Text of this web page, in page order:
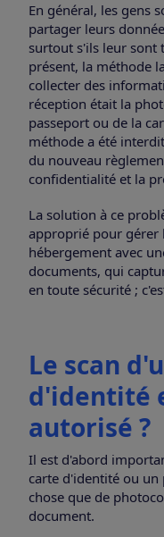
En général, les gens
partager leurs
surtout s'ils leur sont
présent, la méthode
collecter des
réception était la
passeport ou de la
méthode a été
du nouveau
confidentialité et la
La solution à ce
approprié pour gérer
hébergement avec
documents, qui
en toute sécurité ;
Le scan
d'identité
autorisé ?
Il est d'abord
carte d'identité ou un
chose que de
document.